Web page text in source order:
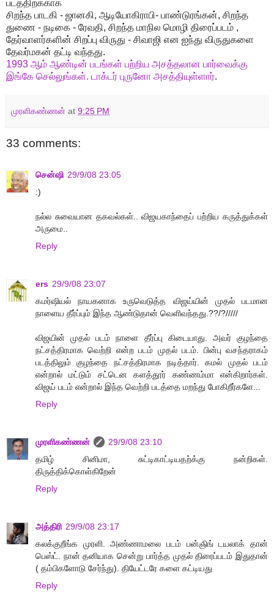
படத்திற்க்காக
சிறந்த பாடகி - ஜானகி, ஆடியோகிராபி- பாண்டுரங்கன், சிறந்த
துணை - நடிகை - ரேவதி, சிறந்த மாநில மொழி திரைப்படம் ,
தேர்வாளர்களின் சிறப்பு விருது - சிவாஜி என ஐந்து விருதுகளை
தேவர்மகன் தட்டி வந்தது.
1993 ஆம் ஆண்டின் படங்கள் பற்றிய அசத்தலான பார்வைக்கு
இங்கே செல்லுங்கள். டாக்டர் புருனோ அசத்தியுள்ளார்.
முரளிகண்ணன் at 9:25 PM
33 comments:
சென்ஷி 29/9/08 23:05
:)
நல்ல சுவையான தகவல்கள்.. விஜயகாந்தைப் பற்றிய கருத்துக்கள்
அருமை..
Reply
ers 29/9/08 23:07
கமர்ஷியல் நாயகனாக உருவெடுத்த விஜய்யின் முதல் படமான
நாளைய தீர்ப்பும் இந்த ஆண்டுதான் வெளிவந்தது.??/?/////
விஜயின் முதல் படம் நாளை தீர்ப்பு கிடையாது. அவர் குழந்தை
நட்சத்திரமாக வெற்றி என்ற படம் முதல் படம். பின்பு வசந்தராகம்
படத்திலும் குழந்தை நட்சத்திரமாக நடித்தார். கமல் முதல் படம்
என்றால் மட்டும் சட்டென களத்தூர் கண்ணம்மா என்கிறார்கள்.
விஜய் படம் என்றால் இந்த வெற்றி படத்தை மறந்து போகிறீர்களே...
Reply
முரளிகண்ணன்
29/9/08 23:10
தமிழ் சினிமா, சுட்டிகாட்டியதற்க்கு நன்றிகள்.
திருத்திக்கொள்கிறேன்
Reply
அத்திரி 29/9/08 23:17
கலக்குறீங்க முரளி. அண்ணாமலை படம் பன்ஞிங் டயலாக் தான்
பெஸ்ட். நான் தனியாக சென்று பார்த்த முதல் திரைப்படம் இதுதான்
( தம்பிகளோடு சேர்ந்து). தியேட்டரே களை கட்டியது
Reply